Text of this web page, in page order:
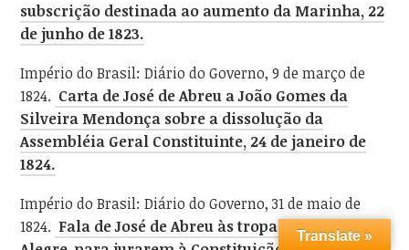
subscrição destinada ao aumento da Marinha, 22
de junho de 1823.
Império do Brasil: Diário do Governo, 9 de março de
1824. Carta de José de Abreu a João Gomes da
Silveira Mendonça sobre a dissolução da
Assembléia Geral Constituinte, 24 de janeiro de
1824.
Império do Brasil: Diário do Governo, 31 de maio de
1824. Fala de José de Abreu às tropas em Porto
Translate »